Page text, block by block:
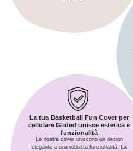
La tua Basketball Fun Cover per
cellulare Glided unisce estetica e
funzionalità
Le nostre cover uniscono un design
elegante a una robusta funzionalità. La